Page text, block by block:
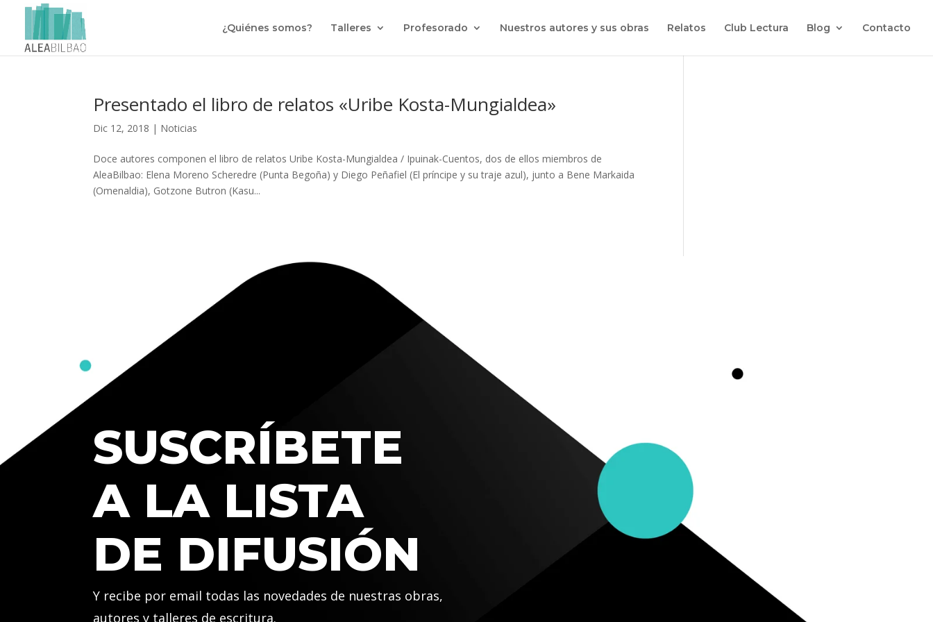
¿Quiénes somos? Talleres Profesorado Nuestros autores y sus obras Relatos Club Lectura Blog Contacto
Presentado el libro de relatos «Uribe Kosta-Mungialdea»
Dic 12, 2018 | Noticias
Doce autores componen el libro de relatos Uribe Kosta-Mungialdea / Ipuinak-Cuentos, dos de ellos miembros de
AleaBilbao: Elena Moreno Scheredre (Punta Begoña) y Diego Peñafiel (El príncipe y su traje azul), junto a Bene Markaida
(Omenaldia), Gotzone Butron (Kasu...
SUSCRÍBETE
A LA LISTA
DE DIFUSIÓN
Y recibe por email todas las novedades de nuestras obras,
autores y talleres de escritura.